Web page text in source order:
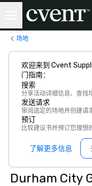
场地
欢迎来到 Cvent
门指南：
搜索
分享活动详细信息、查找
发送请求
审阅选定的场地并创建请
预订
比较建议书并预订您理想
了解更多信息
Durham City